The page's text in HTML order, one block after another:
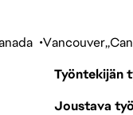
Vancouver
Työntekijän
Joustava